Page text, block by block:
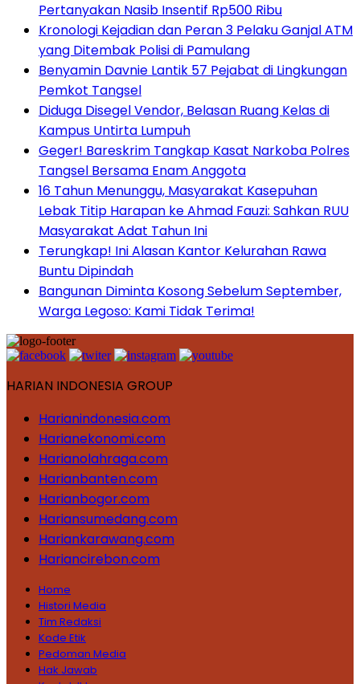
Pertanyakan Nasib Insentif Rp500 Ribu
Kronologi Kejadian dan Peran 3 Pelaku Ganjal ATM
yang Ditembak Polisi di Pamulang
Benyamin Davnie Lantik 57 Pejabat di Lingkungan
Pemkot Tangsel
Diduga Disegel Vendor, Belasan Ruang Kelas di
Kampus Untirta Lumpuh
Geger! Bareskrim Tangkap Kasat Narkoba Polres
Tangsel Bersama Enam Anggota
16 Tahun Menunggu, Masyarakat Kasepuhan
Lebak Titip Harapan ke Ahmad Fauzi: Sahkan RUU
Masyarakat Adat Tahun Ini
Terungkap! Ini Alasan Kantor Kelurahan Rawa
Buntu Dipindah
Bangunan Diminta Kosong Sebelum September,
Warga Legoso: Kami Tidak Terima!
HARIAN INDONESIA GROUP
Harianindonesia.com
Harianekonomi.com
Harianolahraga.com
Harianbanten.com
Harianbogor.com
Hariansumedang.com
Hariankarawang.com
Hariancirebon.com
Home
Histori Media
Tim Redaksi
Kode Etik
Pedoman Media
Hak Jawab